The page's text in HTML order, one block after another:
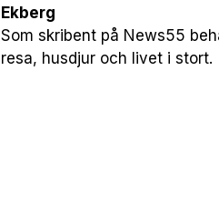
Ekberg
Som skribent på News55
resa, husdjur och livet i stort.